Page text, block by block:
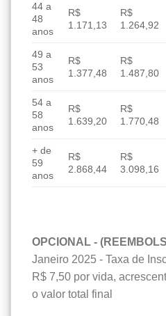
44 a
48
anos
R$
1.171,13
R$
1.264,92
49 a
53
anos
R$
1.377,48
R$
1.487,80
54 a
58
anos
R$
1.639,20
R$
1.770,48
+ de
59
anos
R$
2.868,44
R$
3.098,16
OPCIONAL -
Janeiro 2025 - Taxa de
R$ 7,50 por vida,
o valor total final